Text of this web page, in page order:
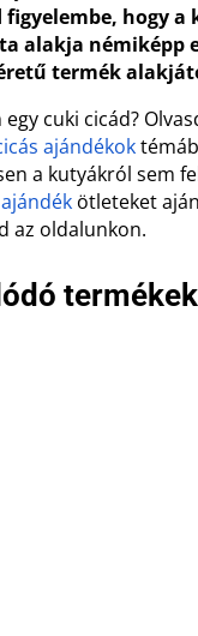
figyelembe, hogy a
alakja némiképp
termék
egy cuki cicád?
ajándékok
a kutyákról sem
ötleteket
az oldalunkon.
termékek